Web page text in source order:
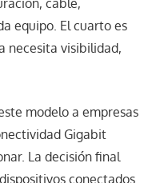
equipo. El cuarto es
necesita visibilidad,
modelo a empresas
Gigabit
La decisión final
conectados